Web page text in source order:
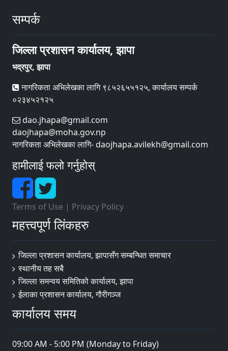
सम्पर्क
जिल्ला प्रशासन कार्यालय, झापा
भद्रपुर, झापा
नागरिकता अभिलेखका लागि ९८५२६५५१२५, कार्यालय सम्पर्क
०२३४५२१२५
dao.jhapa@gmail.com
daojhapa@moha.gov.np
नागरिकता अभिलेखका लागि- daojhapa.avilekh@gmail.com
हामीलाई फलो गर्नुहोस्
Terms of Use | Privacy Policy
महत्त्वपूर्ण लिंकहरु
जिल्ला प्रशासन कार्यालय, झापासँग सम्बन्धित समाचार
स्थानीय तह सबै
जिल्ला समन्वय समितिको कार्यालय, झापा
ईलाका प्रशासन कार्यालय, गौरीगञ्ज
कार्यालय समय
09:00 AM - 5:00 PM (Monday to Friday)